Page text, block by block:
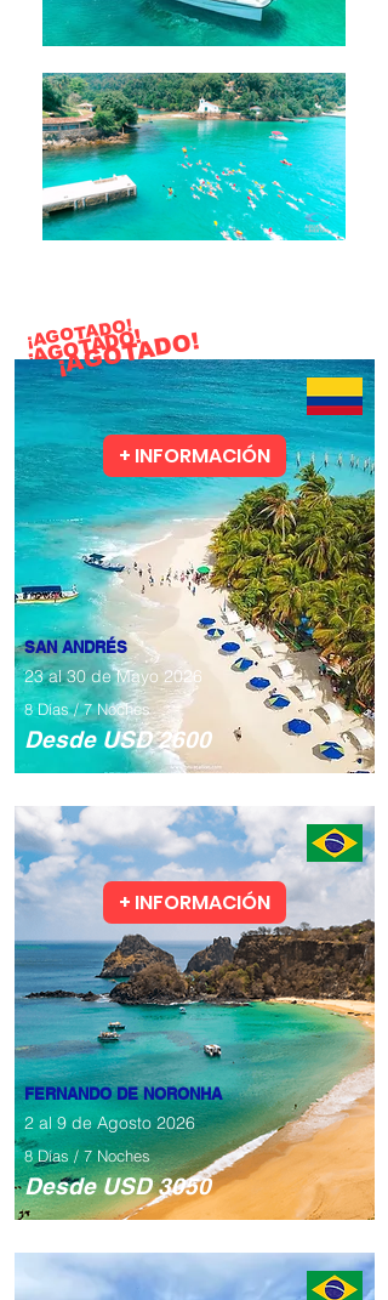
¡AGOTADO!
¡AGOTADO!
+ INFORMACIÓN
SAN ANDRÉS
23 al 30 de Mayo 2026
8 Días / 7 Noches
​Desde USD 2600
+ INFORMACIÓN
FERNANDO DE NORONHA
2 al 9 de Agosto 2026
8 Días / 7 Noches
​Desde USD 3050
¡AGOTADO!